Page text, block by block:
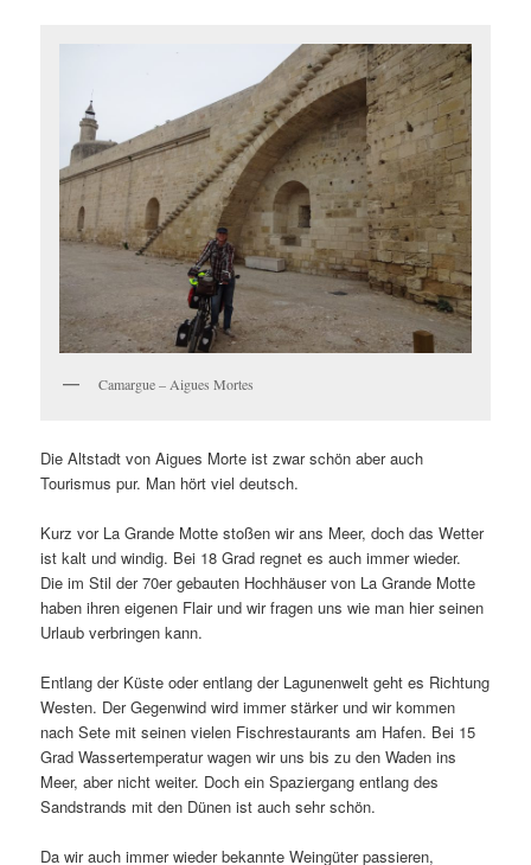
Camargue – Aigues Mortes
Die Altstadt von Aigues Morte ist zwar schön aber auch
Tourismus pur. Man hört viel deutsch.
Kurz vor La Grande Motte stoßen wir ans Meer, doch das Wetter
ist kalt und windig. Bei 18 Grad regnet es auch immer wieder.
Die im Stil der 70er gebauten Hochhäuser von La Grande Motte
haben ihren eigenen Flair und wir fragen uns wie man hier seinen
Urlaub verbringen kann.
Entlang der Küste oder entlang der Lagunenwelt geht es Richtung
Westen. Der Gegenwind wird immer stärker und wir kommen
nach Sete mit seinen vielen Fischrestaurants am Hafen. Bei 15
Grad Wassertemperatur wagen wir uns bis zu den Waden ins
Meer, aber nicht weiter. Doch ein Spaziergang entlang des
Sandstrands mit den Dünen ist auch sehr schön.
Da wir auch immer wieder bekannte Weingüter passieren,